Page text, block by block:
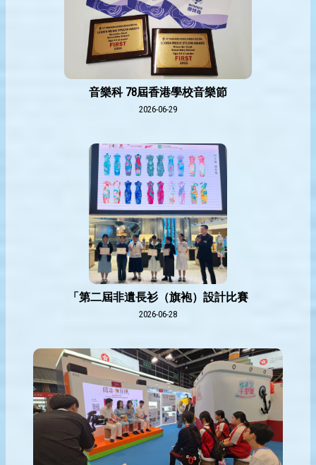
音樂科 78屆香港學校音樂節
2026-06-29
「第二屆非遺長衫（旗袍）設計比賽
2026-06-28